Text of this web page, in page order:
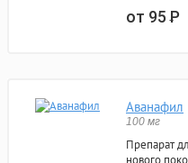
от 95Р
Аванафил
100 мг
Препарат